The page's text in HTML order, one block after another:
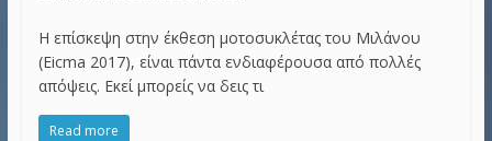
Η επίσκεψη στην έκθεση μοτοσυκλέτας του Μιλάνου
(Eicma 2017), είναι πάντα ενδιαφέρουσα από πολλές
απόψεις. Εκεί μπορείς να δεις τι
Read more